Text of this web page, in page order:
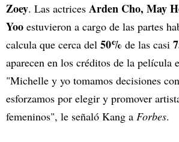
Zoey. Las actrices Arden Cho, May
Yoo estuvieron a cargo de las partes
calcula que cerca del 50% de las casi
aparecen en los créditos de la película
"Michelle y yo tomamos decisiones
esforzamos por elegir y promover
femeninos", le señaló Kang a Forbes.